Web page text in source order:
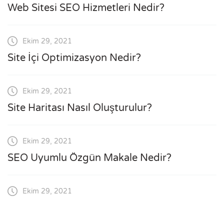
Web Sitesi SEO Hizmetleri Nedir?
Ekim 29, 2021
Site İçi Optimizasyon Nedir?
Ekim 29, 2021
Site Haritası Nasıl Oluşturulur?
Ekim 29, 2021
SEO Uyumlu Özgün Makale Nedir?
Ekim 29, 2021